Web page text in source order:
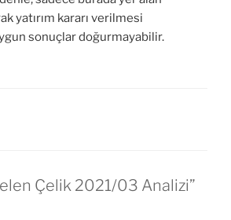
yatırım kararı verilmesi
sonuçlar doğurmayabilir.
Çelik 2021/03 Analizi”